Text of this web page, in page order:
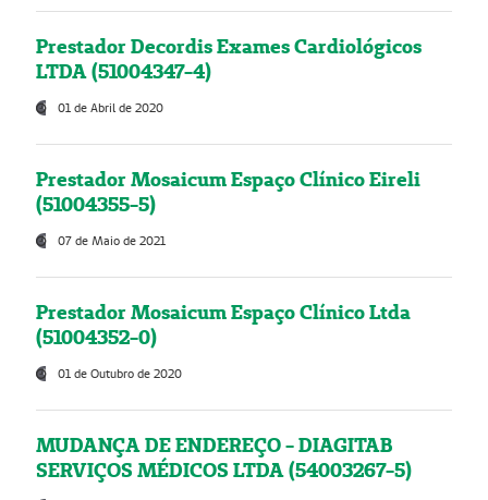
Prestador Decordis Exames Cardiológicos
LTDA (51004347-4)
01 de Abril de 2020
Prestador Mosaicum Espaço Clínico Eireli
(51004355-5)
07 de Maio de 2021
Prestador Mosaicum Espaço Clínico Ltda
(51004352-0)
01 de Outubro de 2020
MUDANÇA DE ENDEREÇO - DIAGITAB
SERVIÇOS MÉDICOS LTDA (54003267-5)